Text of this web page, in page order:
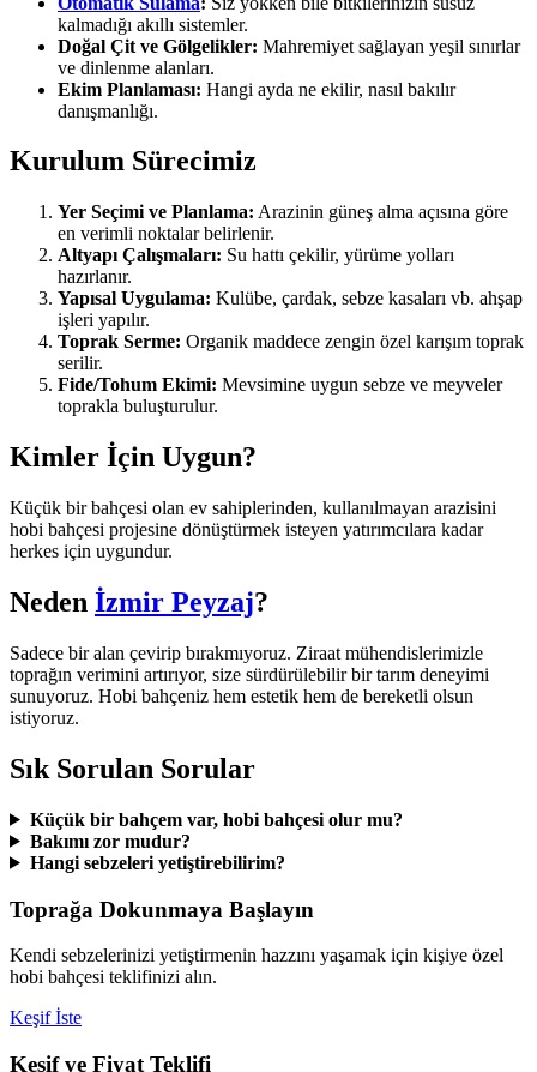
kalmadığı akıllı sistemler.
Doğal Çit ve Gölgelikler: Mahremiyet sağlayan yeşil sınırlar
ve dinlenme alanları.
Ekim Planlaması: Hangi ayda ne ekilir, nasıl bakılır
danışmanlığı.
Kurulum Sürecimiz
Yer Seçimi ve Planlama: Arazinin güneş alma açısına göre
en verimli noktalar belirlenir.
Altyapı Çalışmaları: Su hattı çekilir, yürüme yolları
hazırlanır.
Yapısal Uygulama: Kulübe, çardak, sebze kasaları vb. ahşap
işleri yapılır.
Toprak Serme: Organik maddece zengin özel karışım toprak
serilir.
Fide/Tohum Ekimi: Mevsimine uygun sebze ve meyveler
toprakla buluşturulur.
Kimler İçin Uygun?
Küçük bir bahçesi olan ev sahiplerinden, kullanılmayan arazisini
hobi bahçesi projesine dönüştürmek isteyen yatırımcılara kadar
herkes için uygundur.
Neden İzmir Peyzaj?
Sadece bir alan çevirip bırakmıyoruz. Ziraat mühendislerimizle
toprağın verimini artırıyor, size sürdürülebilir bir tarım deneyimi
sunuyoruz. Hobi bahçeniz hem estetik hem de bereketli olsun
istiyoruz.
Sık Sorulan Sorular
Küçük bir bahçem var, hobi bahçesi olur mu?
Bakımı zor mudur?
Hangi sebzeleri yetiştirebilirim?
Toprağa Dokunmaya Başlayın
Kendi sebzelerinizi yetiştirmenin hazzını yaşamak için kişiye özel
hobi bahçesi teklifinizi alın.
Keşif İste
Keşif ve Fiyat Teklifi